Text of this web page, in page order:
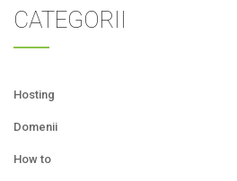
CATEGORII
Hosting
Domenii
How to